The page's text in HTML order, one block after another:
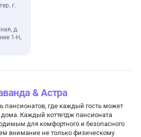
г.
д.
1-Н,
& Астра
пансионатов, где каждый гость может
дома. Каждый коттетдж пансионата
для комфортного и безопасного
внимание не только физическому